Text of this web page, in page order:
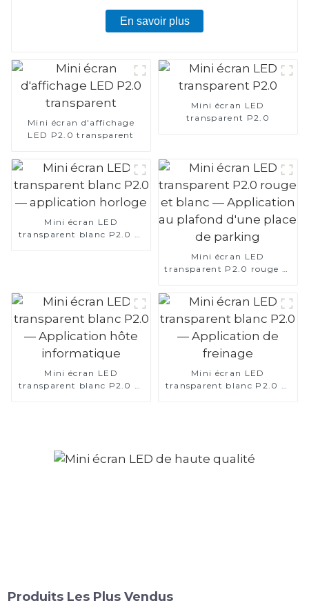
En savoir plus
Mini écran d'affichage
LED P2.0 transparent
Mini écran LED
transparent P2.0
Mini écran LED
transparent blanc P2.0 —
Mini écran LED
transparent P2.0 rouge et
parking
Mini écran LED
transparent blanc P2.0 —
Mini écran LED
transparent blanc P2.0 —
Produits Les Plus Vendus